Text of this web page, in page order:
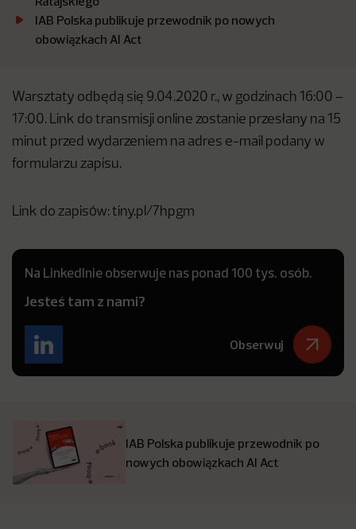
IAB Polska publikuje przewodnik po nowych
obowiązkach AI Act
Warsztaty odbędą się 9.04.2020 r., w godzinach 16:00 –
17:00. Link do transmisji online zostanie przesłany na 15
minut przed wydarzeniem na adres e-mail podany w
formularzu zapisu.
Link do zapisów: tiny.pl/7hpgm
Na LinkedInie obserwuje nas ponad 100 tys. osób.
Jesteś tam z nami?
Obserwuj
IAB Polska publikuje przewodnik po
nowych obowiązkach AI Act